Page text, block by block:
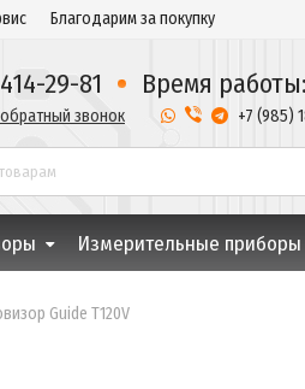
Благодарим за покупку
29-81 Время работы:
звонок +7 (985)
Измерительные приборы
Guide Т120V